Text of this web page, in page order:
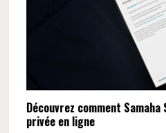
Découvrez comment
privée en ligne